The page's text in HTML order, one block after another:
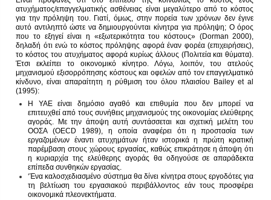
ατυχήματος/επαγγελματικής ασθένειας είναι μεγαλύτερο από το κόστος
για την πρόληψη του. Γιατί, όμως, στην πορεία των χρόνων δεν έγινε
αυτό αντιληπτό ώστε να δημιουργούνται κίνητρα για πρόληψη; Ο όρος
που το εξηγεί είναι η «εξωτερικότητα του κόστους» (Dorman 2000),
δηλαδή ότι ενώ το κόστος πρόληψης αφορά έναν φορέα (επιχειρήσεις),
το κόστος του ατυχήματος αφορά κυρίως άλλους (Πολιτεία και θύματα).
Έτσι εκλείπει το οικονομικό κίνητρο. Λόγω, λοιπόν, του ατελούς
μηχανισμού εξισορρόπησης κόστους και οφελών από τον επαγγελματικό
κίνδυνο, είναι απαραίτητη η ρύθμιση του όλου πλαισίου Bailey et al
(1995):
Η ΥΑΕ είναι δημόσιο αγαθό και επιθυμία που δεν μπορεί να
επιτευχθεί από τους συνήθεις μηχανισμούς της οικονομίας ελεύθερης
αγοράς. Με την άποψη αυτή συντάσσεται και σχετική μελέτη του
ΟΟΣΑ (OECD 1989), η οποία αναφέρει ότι η προστασία των
εργαζομένων έναντι ατυχημάτων ήταν ιστορικά η πρώτη κρατική
παρέμβαση στους χώρους εργασίας, καθώς επικράτησε η άποψη ότι
η κυριαρχία της ελεύθερης αγοράς θα οδηγούσε σε απαράδεκτα
επίπεδα συνθηκών εργασίας.
‘Ένα καλοσχεδιασμένο σύστημα θα δίνει κίνητρα στους εργοδότες για
τη βελτίωση του εργασιακού περιβάλλοντος εάν τους προσφέρει
οικονομικά πλεονεκτήματα.